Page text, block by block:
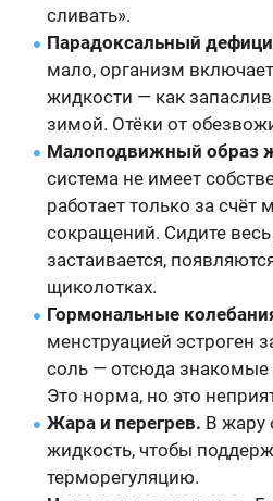
сливать».
Парадоксальный
мало, организм
жидкости — как
зимой. Отёки от
Малоподвижный образ
система не имеет
работает только за
сокращений. Сидите
застаивается,
щиколотках.
Гормональные
менструацией эстроген
соль — отсюда знакомые
Это норма, но это
Жара и перегрев. В жару
жидкость, чтобы
терморегуляцию.